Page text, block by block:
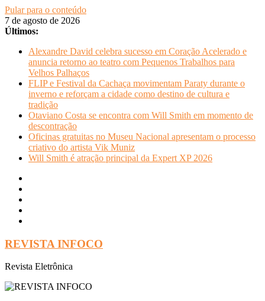
Pular para o conteúdo
7 de agosto de 2026
Últimos:
Alexandre David celebra sucesso em Coração Acelerado e
anuncia retorno ao teatro com Pequenos Trabalhos para
Velhos Palhaços
FLIP e Festival da Cachaça movimentam Paraty durante o
inverno e reforçam a cidade como destino de cultura e
tradição
Otaviano Costa se encontra com Will Smith em momento de
descontração
Oficinas gratuitas no Museu Nacional apresentam o processo
criativo do artista Vik Muniz
Will Smith é atração principal da Expert XP 2026
REVISTA INFOCO
Revista Eletrônica